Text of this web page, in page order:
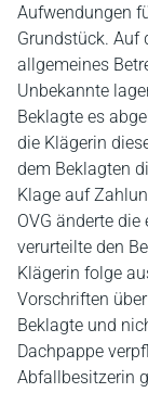
Aufwendungen
Grundstück. Auf
allgemeines
Unbekannte
Beklagte es
die Klägerin
dem Beklagten
Klage auf
OVG änderte
verurteilte den
Klägerin folge
Vorschriften
Beklagte und
Dachpappe
Abfallbesitzerin